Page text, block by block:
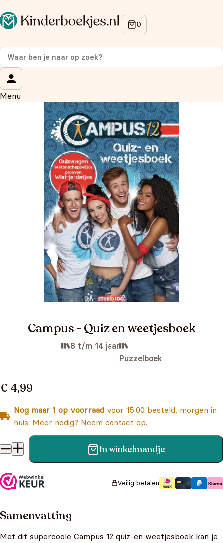
Menu
Campus - Quiz en weetjesboek
8 t/m 14 jaar
Puzzelboek
€ 4,99
Nog maar 1 op voorraad voor 15.00 besteld, morgen in
huis. Meer nodig? Neem contact op.
Campus - Quiz en weetjesboek aantal
In winkelmandje
Veilig betalen
Samenvatting
Met dit supercoole Campus 12 quiz-en weetjesboek kan je
Op de hoogte blijven van onze acties?
Meld je aan voor onze nieuwsbrief en ontvang
korting
Wat is je voornaam?
Wat is je e-mailadres?*
Aanmelden
We gebruiken je gegevens om contact op te nemen, in
overeenstemming met onsprivacybeleid.